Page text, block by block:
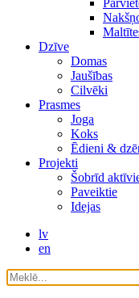
Dzīve
Domas
Jaušības
Cilvēki
Prasmes
Joga
Koks
Ēdieni &
Projekti
Šobrīd
Paveiktie
Idejas
lv
en